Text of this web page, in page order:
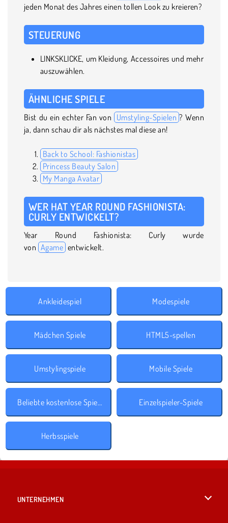
jeden Monat des Jahres einen tollen Look zu kreieren?
STEUERUNG
LINKSKLICKE, um Kleidung, Accessoires und mehr
auszuwählen.
ÄHNLICHE SPIELE
Bist du ein echter Fan von Umstyling-Spielen ? Wenn
ja, dann schau dir als nächstes mal diese an!
Back to School: Fashionistas
Princess Beauty Salon
My Manga Avatar
WER HAT YEAR ROUND FASHIONISTA:
CURLY ENTWICKELT?
Year Round Fashionista: Curly wurde
von Agame entwickelt.
Ankleidespiel Modespiele
Mädchen Spiele HTML5-spellen
Umstylingspiele Mobile Spiele
Beliebte kostenlose Spiele Einzelspieler-Spiele
Herbsspiele
UNTERNEHMEN